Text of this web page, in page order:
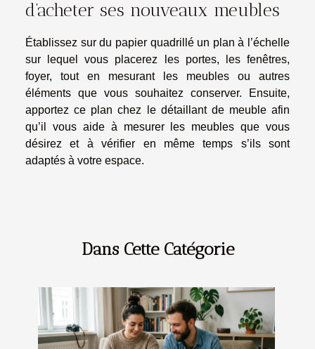
d’acheter ses nouveaux meubles
Établissez sur du papier quadrillé un plan à l’échelle
sur lequel vous placerez les portes, les fenêtres,
foyer, tout en mesurant les meubles ou autres
éléments que vous souhaitez conserver. Ensuite,
apportez ce plan chez le détaillant de meuble afin
qu’il vous aide à mesurer les meubles que vous
désirez et à vérifier en même temps s’ils sont
adaptés à votre espace.
Dans Cette Catégorie